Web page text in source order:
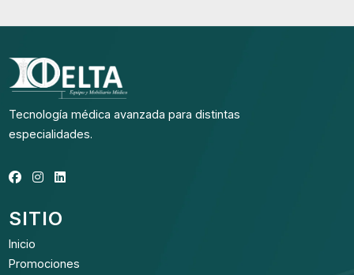
Tecnología médica avanzada para distintas
especialidades.
SITIO
Inicio
Promociones